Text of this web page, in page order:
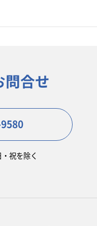
問合せ
祝を除く